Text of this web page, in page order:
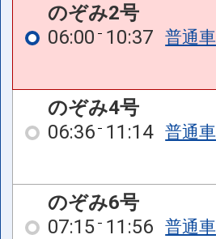
のぞみ2号
06:00 10:37 普通車
のぞみ4号
06:36 11:14 普通車
のぞみ6号
07:15 11:56 普通車